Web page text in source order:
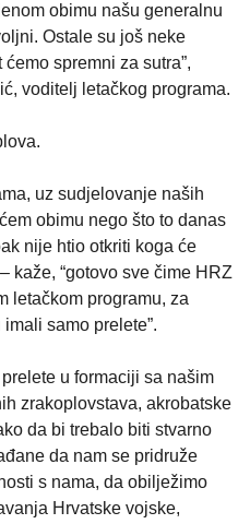
obimu našu generalnu
Ostale su još neke
spremni za sutra”,
voditelj letačkog programa.
uz sudjelovanje naših
obimu nego što to danas
nije htio otkriti koga će
kaže, “gotovo sve čime HRZ
letačkom programu, za
samo prelete”.
u formaciji sa našim
zrakoplovstava, akrobatske
da bi trebalo biti stvarno
da nam se pridruže
s nama, da obilježimo
Hrvatske vojske,